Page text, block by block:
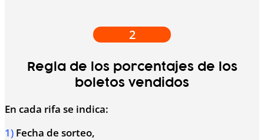
2
Regla de los porcentajes de los
boletos vendidos
En cada rifa se indica:
1) Fecha de sorteo,